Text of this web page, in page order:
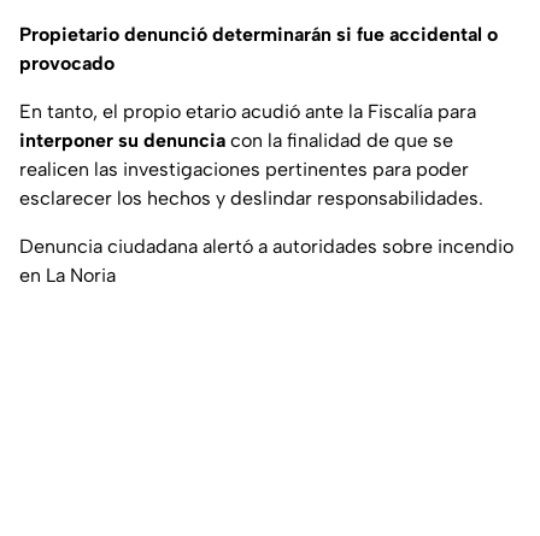
Propietario denunció determinarán si fue accidental o
provocado
En tanto, el propio etario acudió ante la Fiscalía para
interponer su denuncia con la finalidad de que se
realicen las investigaciones pertinentes para poder
esclarecer los hechos y deslindar responsabilidades.
Denuncia ciudadana alertó a autoridades sobre incendio
en La Noria